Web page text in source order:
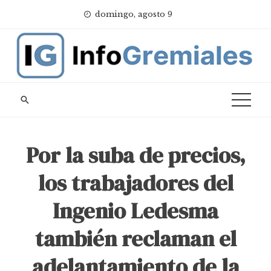
content
domingo, agosto 9
Por la suba de precios,
los trabajadores del
Ingenio Ledesma
también reclaman el